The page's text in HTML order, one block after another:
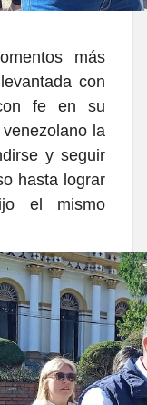
más
con
fe en su
la
y seguir
hasta lograr
el mismo